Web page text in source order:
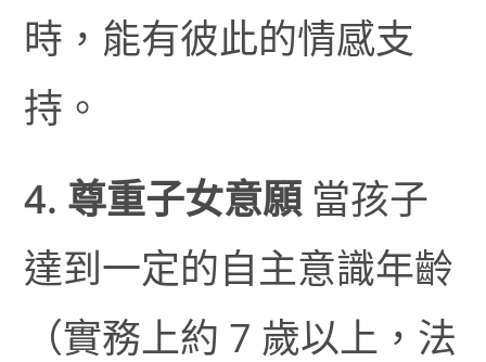
時，能有彼此的情感支
持。
4. 尊重子女意願 當孩子
達到一定的自主意識年齡
（實務上約 7 歲以上，法